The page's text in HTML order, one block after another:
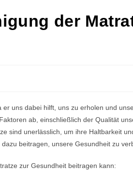
der
uns dabei hilft, uns zu erholen und
ab, einschließlich der Qualität
sind unerlässlich, um ihre Haltbarkeit
beitragen, unsere Gesundheit zu
zur Gesundheit beitragen kann: